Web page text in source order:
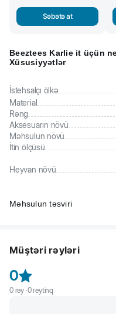
Səbətə at
Beeztees Karlie it üçün
Xüsusiyyətlər
İstehsalçı ölkə
Material
Rəng
Aksesuarın növü
Məhsulun növü
İtin ölçüsü
Heyvan növü
Məhsulun təsviri
bağlamaq üçün uyğundur.
Ölçüsü:100 x 2 cm
Müştəri rəyləri
0
0rəy ·0reytinq